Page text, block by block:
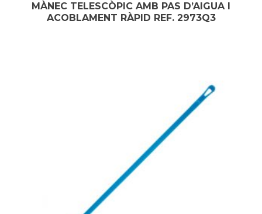
MÀNEC TELESCÒPIC AMB PAS D’AIGUA I
ACOBLAMENT RÀPID REF. 2973Q3